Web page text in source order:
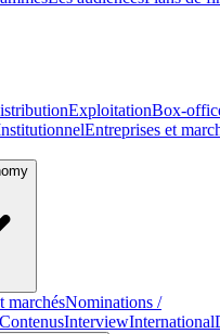
ExploitationBox-
Entreprises et
marchésNominations /
ContenusInterviewInternational